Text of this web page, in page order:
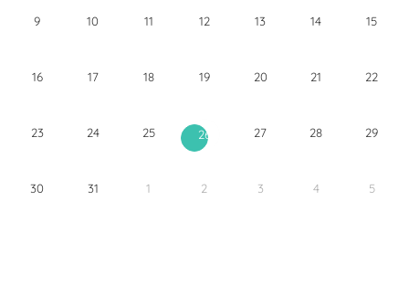
9 10 11 12 13 14 15
16 17 18 19 20 21 22
23 24 25 26 27 28 29
30 31 1 2 3 4 5